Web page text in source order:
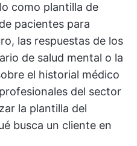
como plantilla de
pacientes para
las respuestas de los
de salud mental o la
el historial médico
del sector
la plantilla del
busca un cliente en